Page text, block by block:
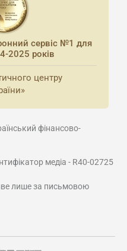
сервіс №1 для
2025 років
центру
фінансово-
медіа - R40-02725
лише за письмовою